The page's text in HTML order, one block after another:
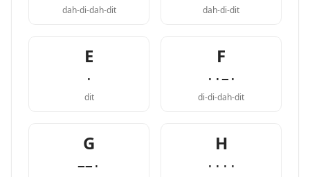
dah-di-dah-dit dah-di-dit
E
·
dit
F
··−·
di-di-dah-dit
G
−−·
H
····